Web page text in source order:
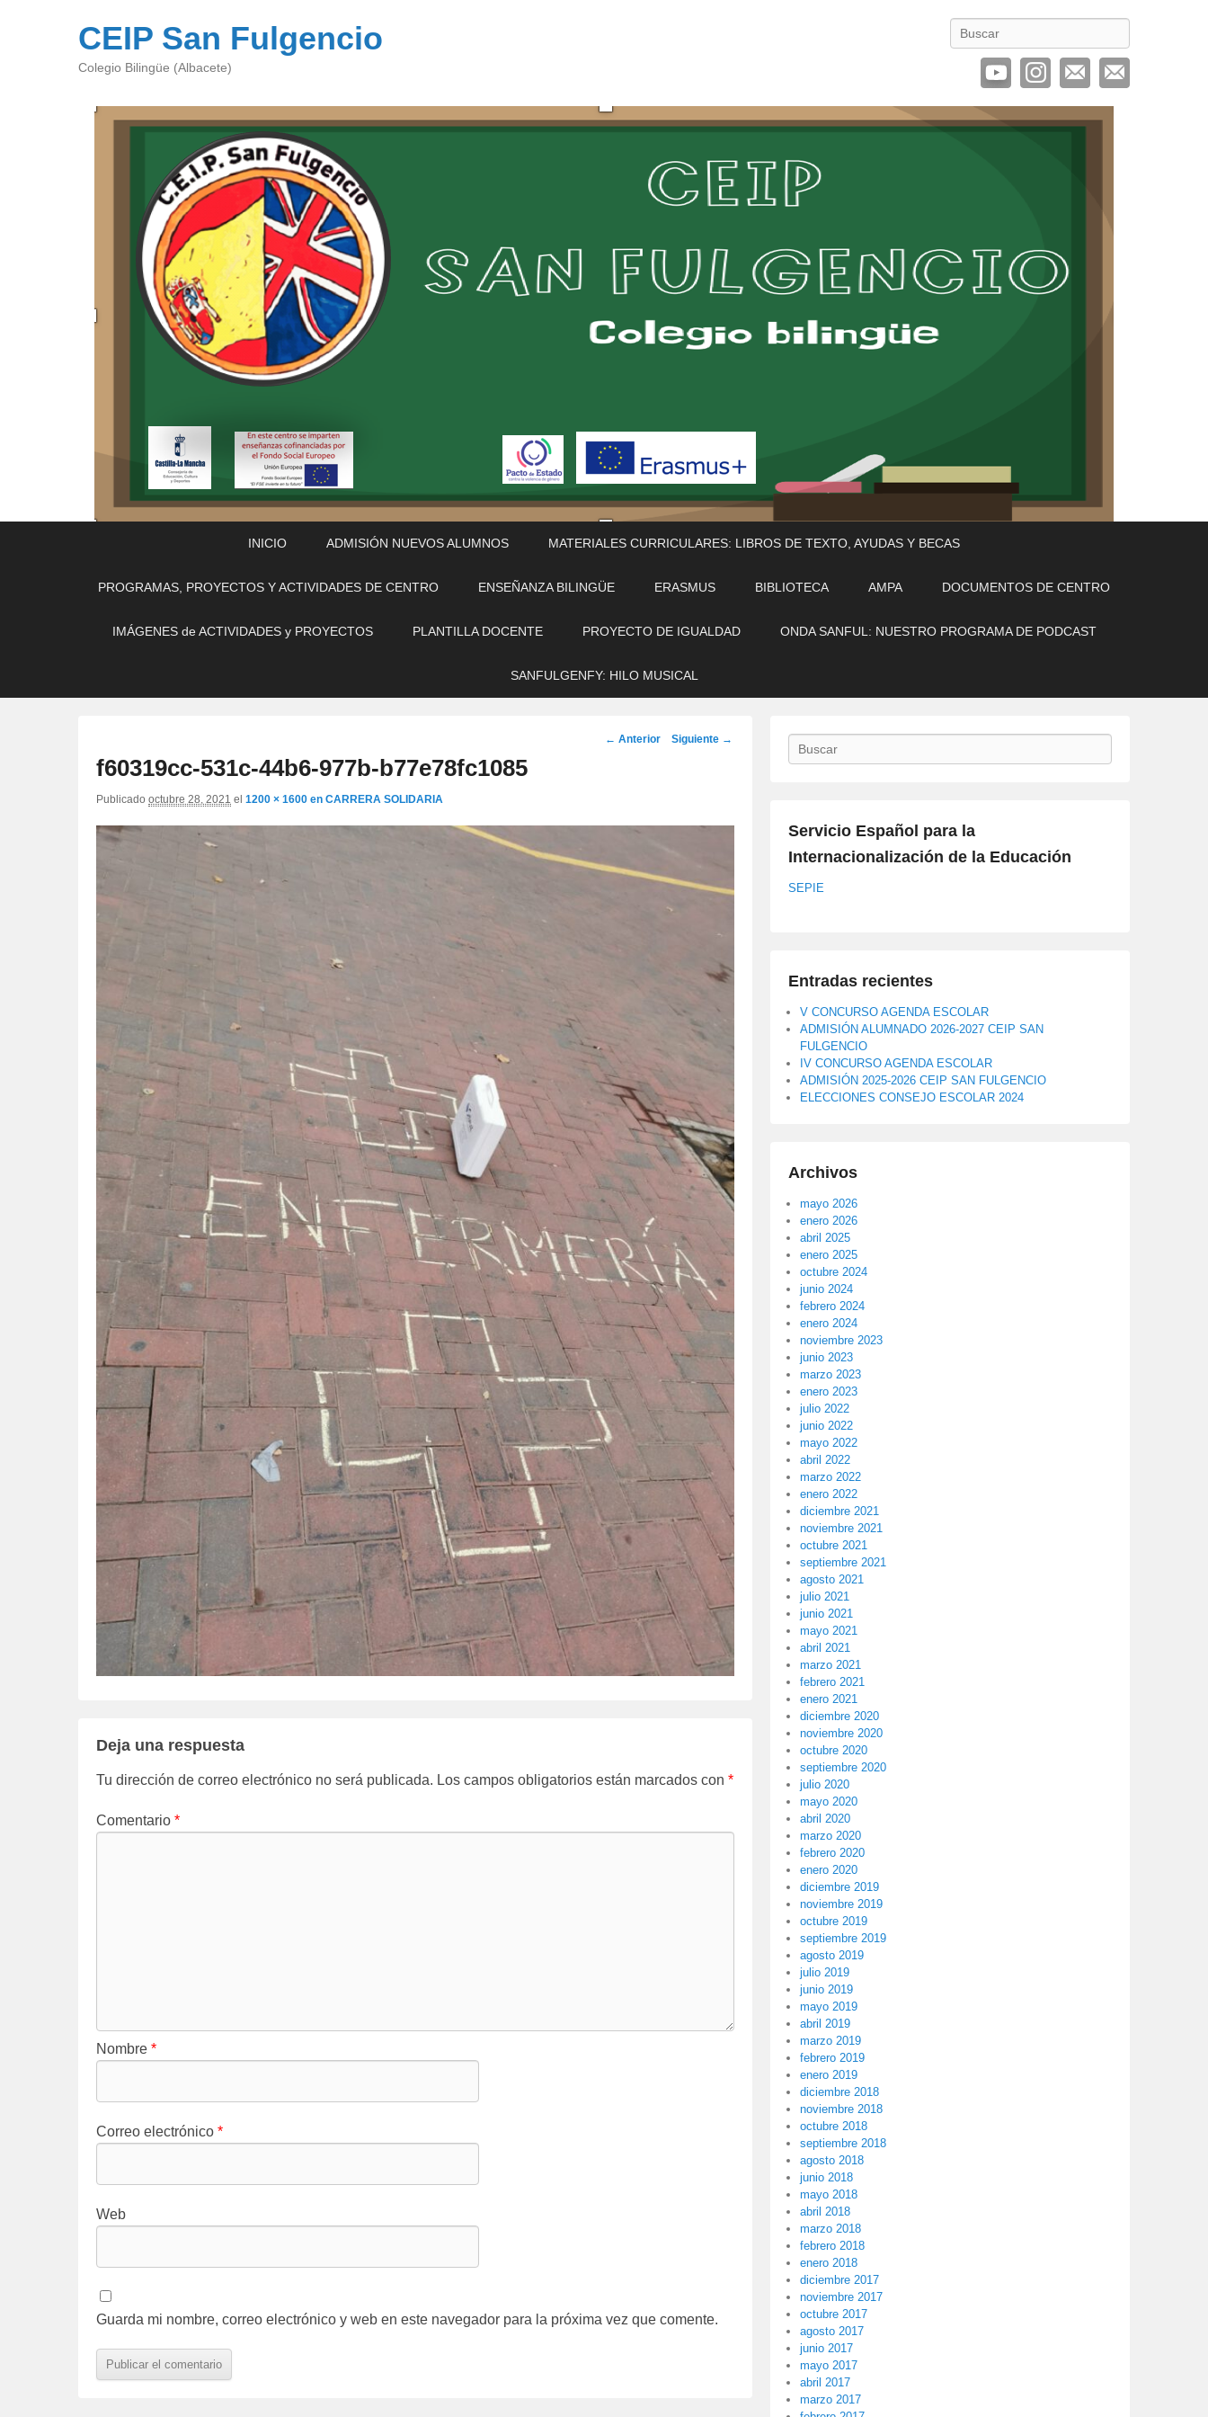
CEIP San Fulgencio
Colegio Bilingüe (Albacete)
Buscar
INICIO ADMISIÓN NUEVOS ALUMNOS MATERIALES CURRICULARES: LIBROS DE TEXTO, AYUDAS Y BECAS
PROGRAMAS, PROYECTOS Y ACTIVIDADES DE CENTRO ENSEÑANZA BILINGÜE ERASMUS BIBLIOTECA AMPA DOCUMENTOS DE CENTRO
IMÁGENES de ACTIVIDADES y PROYECTOS PLANTILLA DOCENTE PROYECTO DE IGUALDAD ONDA SANFUL: NUESTRO PROGRAMA DE PODCAST
SANFULGENFY: HILO MUSICAL
Navegación
← Anterior Siguiente →
f60319cc-531c-44b6-977b-b77e78fc1085
Publicado octubre 28, 2021 el 1200 × 1600 en CARRERA SOLIDARIA
Deja una respuesta
Tu dirección de correo electrónico no será publicada. Los campos obligatorios están marcados con *
Comentario *
Nombre *
Correo electrónico *
Web
Guarda mi nombre, correo electrónico y web en este navegador para la próxima vez que comente.
Buscar
Servicio Español para la
Internacionalización de la Educación
SEPIE
Entradas recientes
V CONCURSO AGENDA ESCOLAR
ADMISIÓN ALUMNADO 2026-2027 CEIP SAN
FULGENCIO
IV CONCURSO AGENDA ESCOLAR
ADMISIÓN 2025-2026 CEIP SAN FULGENCIO
ELECCIONES CONSEJO ESCOLAR 2024
Archivos
mayo 2026
enero 2026
abril 2025
enero 2025
octubre 2024
junio 2024
febrero 2024
enero 2024
noviembre 2023
junio 2023
marzo 2023
enero 2023
julio 2022
junio 2022
mayo 2022
abril 2022
marzo 2022
enero 2022
diciembre 2021
noviembre 2021
octubre 2021
septiembre 2021
agosto 2021
julio 2021
junio 2021
mayo 2021
abril 2021
marzo 2021
febrero 2021
enero 2021
diciembre 2020
noviembre 2020
octubre 2020
septiembre 2020
julio 2020
mayo 2020
abril 2020
marzo 2020
febrero 2020
enero 2020
diciembre 2019
noviembre 2019
octubre 2019
septiembre 2019
agosto 2019
julio 2019
junio 2019
mayo 2019
abril 2019
marzo 2019
febrero 2019
enero 2019
diciembre 2018
noviembre 2018
octubre 2018
septiembre 2018
agosto 2018
junio 2018
mayo 2018
abril 2018
marzo 2018
febrero 2018
enero 2018
diciembre 2017
noviembre 2017
octubre 2017
agosto 2017
junio 2017
mayo 2017
abril 2017
marzo 2017